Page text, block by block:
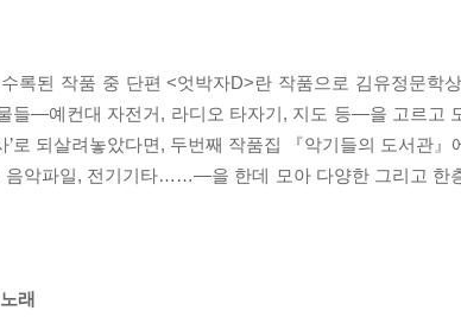
록된 작품 중 단편 <엇박자D>란 작품으로 김유정문학
들―예컨대 자전거, 라디오 타자기, 지도 등―을 고르고
로 되살려놓았다면, 두번째 작품집 『악기들의 도서관
악파일, 전기기타……―을 한데 모아 다양한 그리고 한
래